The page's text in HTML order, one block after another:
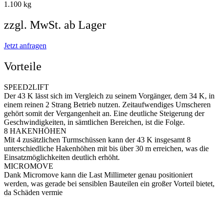
1.100 kg
zzgl. MwSt. ab Lager
Jetzt anfragen
Vorteile
SPEED2LIFT
Der 43 K lässt sich im Vergleich zu seinem Vorgänger, dem 34 K, in
einem reinen 2 Strang Betrieb nutzen. Zeitaufwendiges Umscheren
gehört somit der Vergangenheit an. Eine deutliche Steigerung der
Geschwindigkeiten, in sämtlichen Bereichen, ist die Folge.
8 HAKENHÖHEN
Mit 4 zusätzlichen Turmschüssen kann der 43 K insgesamt 8
unterschiedliche Hakenhöhen mit bis über 30 m erreichen, was die
Einsatzmöglichkeiten deutlich erhöht.
MICROMOVE
Dank Micromove kann die Last Millimeter genau positioniert
werden, was gerade bei sensiblen Bauteilen ein großer Vorteil bietet,
da Schäden vermie